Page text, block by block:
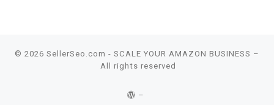
© 2026 SellerSeo.com - SCALE YOUR AMAZON BUSINESS –
All rights reserved
–